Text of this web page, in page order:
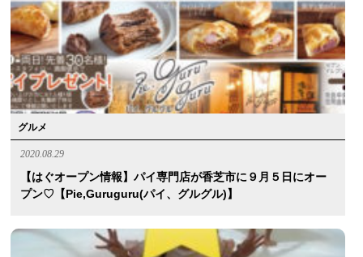
グルメ
2020.08.29
【はぐオープン情報】パイ専門店が香芝市に９月５日にオー
プン♡【pie,guruguru(パイ、グルグル)】